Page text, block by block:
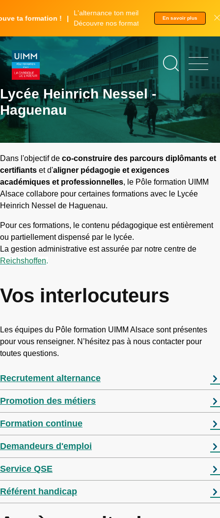
au
principal
ta formation !
L'alternance ton meilleur tremplin.
Découvre nos formations.
En savoir plus
Lycée Heinrich Nessel -
Haguenau
Dans l'objectif de co-construire des parcours diplômants et
certifiants et d'aligner pédagogie et exigences
académiques et professionnelles, le Pôle formation UIMM
Alsace collabore pour certaines formations avec le Lycée
Heinrich Nessel de Haguenau.
Pour ces formations, le contenu pédagogique est entièrement
ou partiellement dispensé par le lycée.
La gestion administrative est assurée par notre centre de
Reichshoffen.
Vos interlocuteurs
Les équipes du Pôle formation UIMM Alsace sont présentes
pour vous renseigner. N’hésitez pas à nous contacter pour
toutes questions.
Recrutement alternance
Promotion des métiers
Formation continue
Demandeurs d'emploi
Service QSE
Référent handicap